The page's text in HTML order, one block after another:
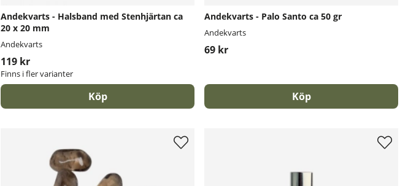
Andekvarts - Halsband med Stenhjärtan ca
20 x 20 mm
Andekvarts
119 kr
Finns i fler varianter
Köp
Andekvarts - Palo Santo ca 50 gr
Andekvarts
69 kr
Köp